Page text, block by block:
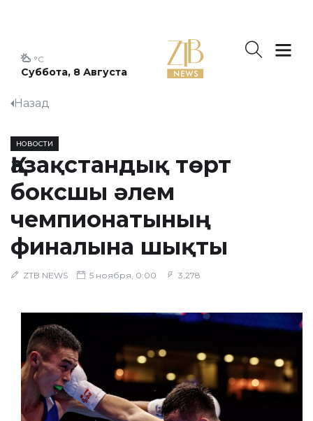
Суббота, 8 Августа
°C
Назад
НОВОСТИ
Қазақстандық төрт
боксшы әлем
чемпионатының
финалына шықты
ZTB NEWS 5 ноября, 0:00 3,278